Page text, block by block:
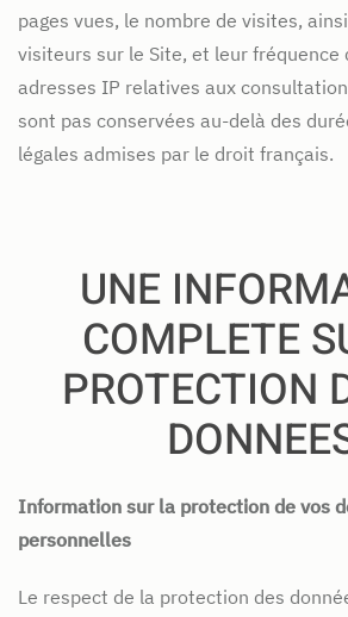
pages vues, le nombre de visites,
visiteurs sur le Site, et leur fréquence
adresses IP relatives aux
sont pas conservées au-delà des
légales admises par le droit français.
UNE
COMPLETE
PROTECTION
Information sur la protection de vos
personnelles
Le respect de la protection des